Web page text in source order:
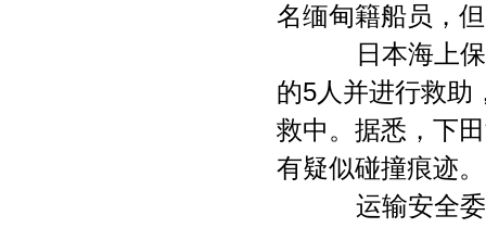
名缅甸籍船员，
日本海上保
的5人并进行救助
救中。据悉，下
有疑似碰撞痕迹。
运输安全委